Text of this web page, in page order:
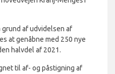
af udvidelsen af
at genåbne med 250 nye
halvdel af 2021.
til af- og påstigning af